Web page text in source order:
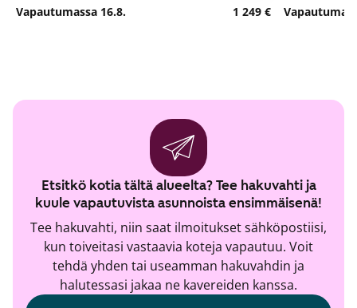
Vapautumassa 16.8.
1 249 €
Etsitkö kotia tältä alueelta? Tee hakuvahti ja
kuule vapautuvista asunnoista ensimmäisenä!
Tee hakuvahti, niin saat ilmoitukset sähköpostiisi,
kun toiveitasi vastaavia koteja vapautuu. Voit
tehdä yhden tai useamman hakuvahdin ja
halutessasi jakaa ne kavereiden kanssa.